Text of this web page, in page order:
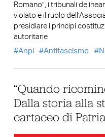
Romano”, i tribunali
violato e il ruolo
presidiare i principi
autoritarie
Anpi
Antifascismo
“Quando
Dalla storia alla
cartaceo di